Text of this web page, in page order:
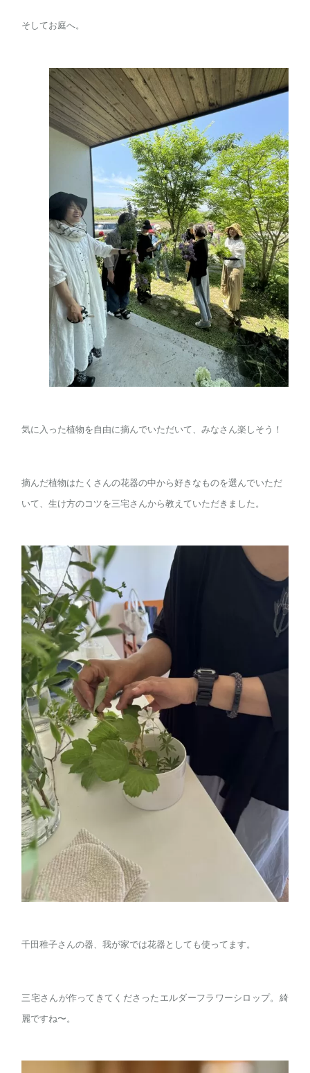
そしてお庭へ。
気に入った植物を自由に摘んでいただいて、みなさん楽しそう！
摘んだ植物はたくさんの花器の中から好きなものを選んでいただ
いて、生け方のコツを三宅さんから教えていただきました。
千田稚子さんの器、我が家では花器としても使ってます。
三宅さんが作ってきてくださったエルダーフラワーシロップ。綺
麗ですね〜。